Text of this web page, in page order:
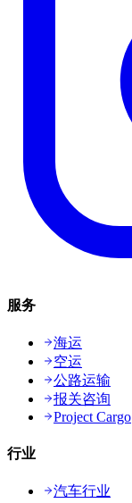
服务
海运
空运
公路运输
报关咨询
Project Cargo
行业
汽车行业